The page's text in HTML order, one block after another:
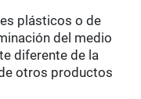
plásticos o de
del medio
diferente de la
otros productos